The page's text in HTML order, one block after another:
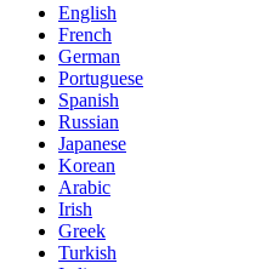
English
French
German
Portuguese
Spanish
Russian
Japanese
Korean
Arabic
Irish
Greek
Turkish